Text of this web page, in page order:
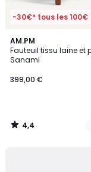
-30€* tous les 100€
AM.PM
Fauteuil tissu laine et
Sanami
399,00 €
4,4
/ 5
2
Couleurs
4,4
/